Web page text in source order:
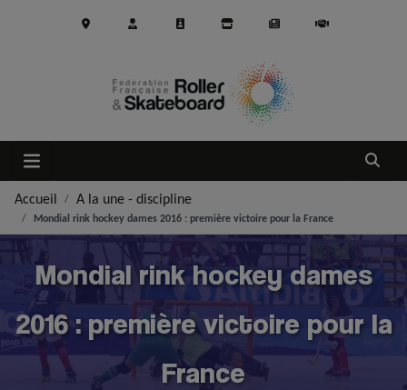
Ouvrir
Accueil A la une - discipline
Mondial rink hockey dames 2016 : première victoire pour la France
Mondial rink hockey dames
2016 : première victoire pour la
France